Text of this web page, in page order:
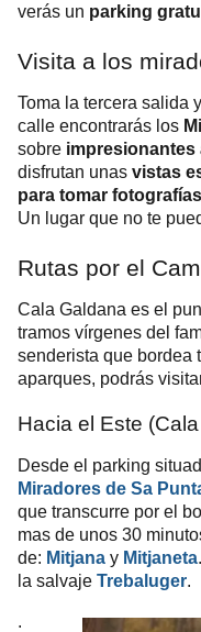
verás un parking
Visita a los
Toma la tercera salida
calle encontrarás los
sobre impresionantes
disfrutan unas vistas
para tomar fotografías
Un lugar que no te
Rutas por el
Cala Galdana es el
tramos vírgenes del
senderista que bordea
aparques, podrás
Hacia el Este
Desde el parking
Miradores de Sa
que transcurre por el
mas de unos 30
de: Mitjana y Mitjaneta
la salvaje Trebaluger.
.